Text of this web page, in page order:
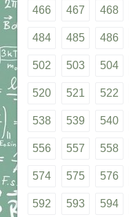
466 467 468
484 485 486
502 503 504
520 521 522
538 539 540
556 557 558
574 575 576
592 593 594